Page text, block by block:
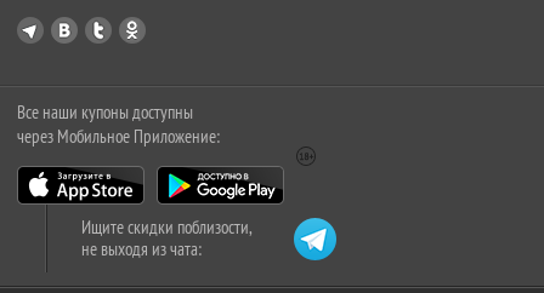
Все наши купоны доступны
через Мобильное Приложение:
Ищите скидки поблизости,
не выходя из чата: